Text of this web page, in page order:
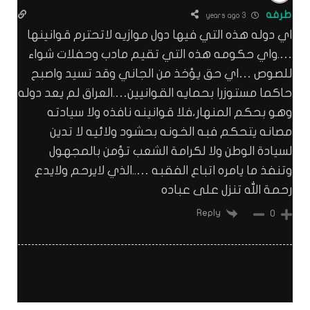
طرفه
اي دوله هذه التي فيها دول موازيه لاتحترم قوانينها
….واي حكومه هذه التي تقيم مادب وحفلات شواء
للصوص …اي حق يؤخذ من الجاني وقد تسيد واصبح
حاكما مستوزرا بحمايه القوانيين….العراق لم يعد دوله
وهو بحكم المنهار،فلا قوانينه نافذه ولا سيادته
مصانه يتحكم فبه الخونه بحشود ولائيه لا تدين
لسيادة الوطن ولا لكرامة الشعب تؤمن بالمجهول
وتنفذ ما يامره اتباع الفقبه …..الذي لايرحم ولايدع
رحمة الله تنزل على عباده
0
Reply